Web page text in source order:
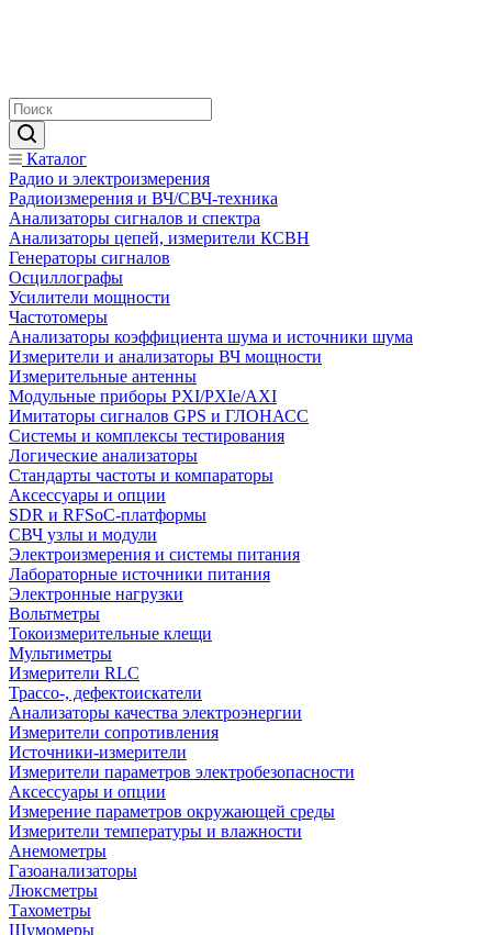
Каталог
Радио и электроизмерения
Радиоизмерения и ВЧ/СВЧ-техника
Анализаторы сигналов и спектра
Анализаторы цепей, измерители КСВН
Генераторы сигналов
Осциллографы
Усилители мощности
Частотомеры
Анализаторы коэффициента шума и источники шума
Измерители и анализаторы ВЧ мощности
Измерительные антенны
Модульные приборы PXI/PXIe/AXI
Имитаторы сигналов GPS и ГЛОНАСС
Системы и комплексы тестирования
Логические анализаторы
Стандарты частоты и компараторы
Аксессуары и опции
SDR и RFSoC‑платформы
СВЧ узлы и модули
Электроизмерения и системы питания
Лабораторные источники питания
Электронные нагрузки
Вольтметры
Токоизмерительные клещи
Мультиметры
Измерители RLC
Трассо-, дефектоискатели
Анализаторы качества электроэнергии
Измерители сопротивления
Источники-измерители
Измерители параметров электробезопасности
Аксессуары и опции
Измерение параметров окружающей среды
Измерители температуры и влажности
Анемометры
Газоанализаторы
Люксметры
Тахометры
Шумомеры